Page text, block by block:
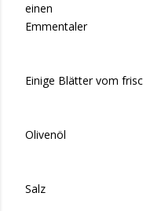
einen
Emmentaler
Einige Blätter vom
Olivenöl
Salz